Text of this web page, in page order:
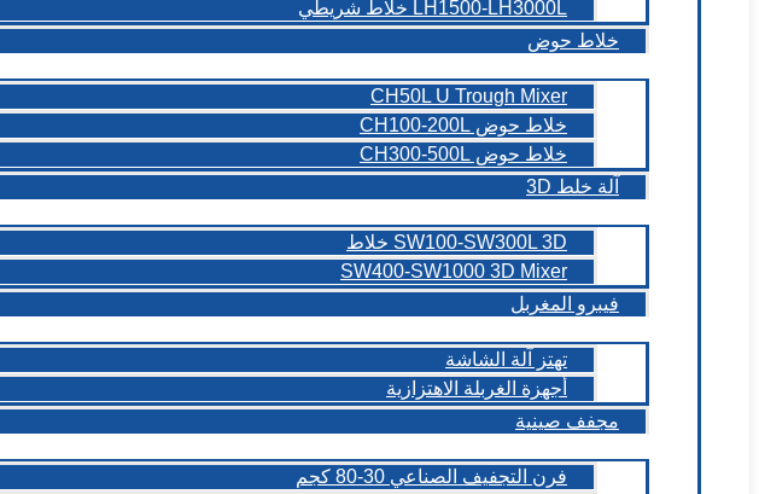
LH1500-LH3000L خلاط شريطي
خلاط حوض
CH50L U Trough Mixer
خلاط حوض CH100-200L
خلاط حوض CH300-500L
آلة خلط 3D
SW100-SW300L 3D خلاط
SW400-SW1000 3D Mixer
فيبرو المغربل
تهتز آلة الشاشة
أجهزة الغربلة الاهتزازية
مجفف صينية
فرن التجفيف الصناعي 30-80 كجم